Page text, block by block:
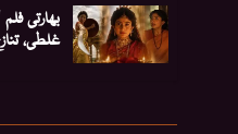
بھارتی
غلطی،